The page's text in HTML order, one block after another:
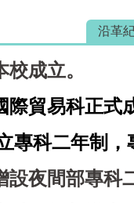
沿革
校成立。
際貿易科正式
制，專科
設夜間部專科